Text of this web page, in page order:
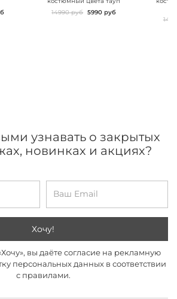
14990 руб 5990 руб
узнавать о закрытых
новинках и акциях?
Хочу!
вы даёте согласие на рекламную
персональных данных в соответствии
с правилами.